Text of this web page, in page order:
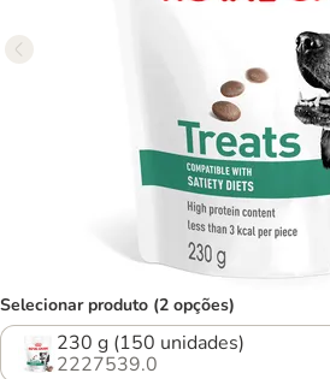
Selecionar produto (2 opções)
230 g (150 unidades)
2227539.0